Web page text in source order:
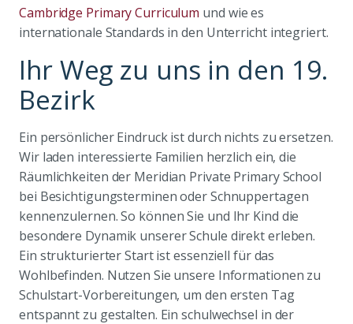
Cambridge Primary Curriculum und wie es
internationale Standards in den Unterricht integriert.
Ihr Weg zu uns in den 19.
Bezirk
Ein persönlicher Eindruck ist durch nichts zu ersetzen.
Wir laden interessierte Familien herzlich ein, die
Räumlichkeiten der Meridian Private Primary School
bei Besichtigungsterminen oder Schnuppertagen
kennenzulernen. So können Sie und Ihr Kind die
besondere Dynamik unserer Schule direkt erleben.
Ein strukturierter Start ist essenziell für das
Wohlbefinden. Nutzen Sie unsere Informationen zu
Schulstart-Vorbereitungen, um den ersten Tag
entspannt zu gestalten. Ein schulwechsel in der